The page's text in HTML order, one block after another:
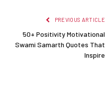
PREVIOUS ARTICLE
50+ Positivity Motivational
Swami Samarth Quotes That
Inspire